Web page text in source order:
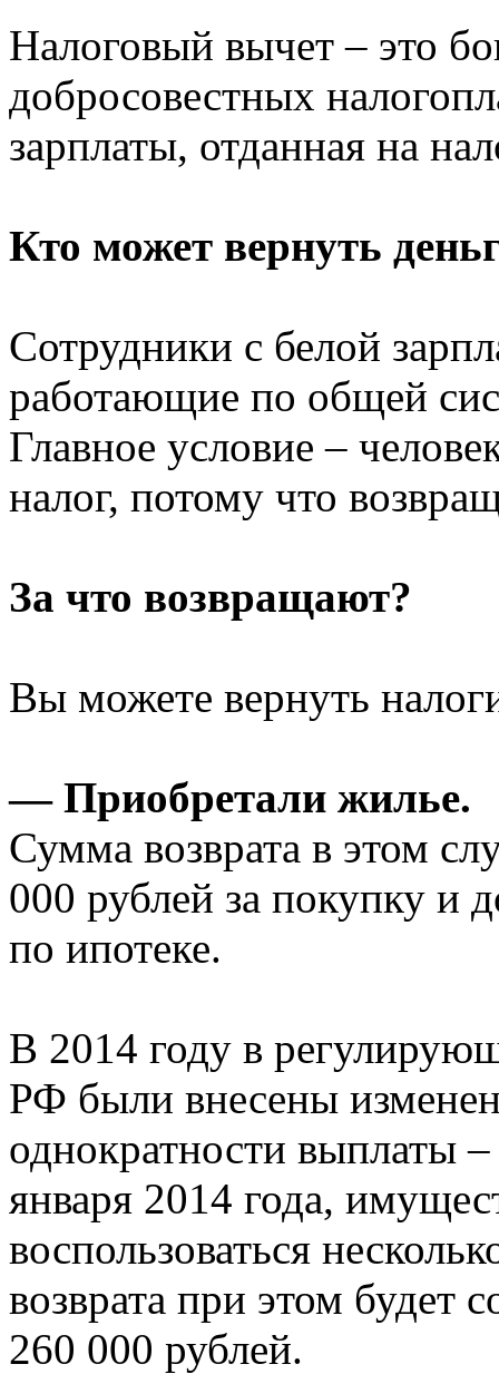
Налоговый вычет – это
добросовестных
зарплаты, отданная на
Кто может вернуть
Сотрудники с белой
работающие по общей
Главное условие –
налог, потому что
За что возвращают?
Вы можете вернуть
— Приобретали жилье.
Сумма возврата в этом
000 рублей за покупку и
по ипотеке.
В 2014 году в
РФ были внесены
однократности выплаты
января 2014 года,
воспользоваться
возврата при этом будет
260 000 рублей.